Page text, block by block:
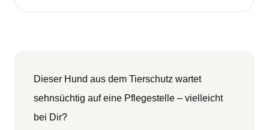
Dieser Hund aus dem Tierschutz wartet
sehnsüchtig auf eine Pflegestelle – vielleicht
bei Dir?